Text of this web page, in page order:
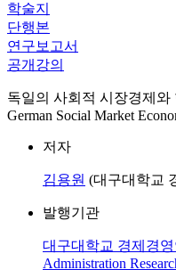
학술지
단행본
연구보고서
공개강의
독일의 사회적 시장경제와
German Social Market
저자
김용원 (대구대학교
발행기관
대구대학교 경제경영
Administration